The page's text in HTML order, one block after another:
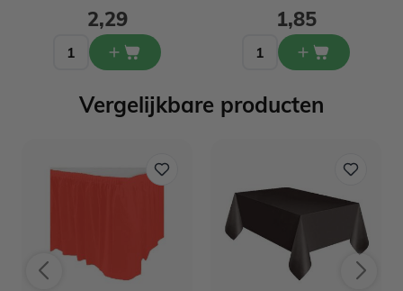
2,29 1,85
Vergelijkbare producten